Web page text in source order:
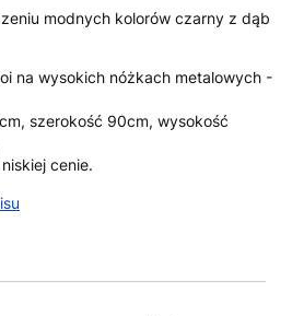
modnych kolorów czarny z dąb
na wysokich nóżkach metalowych -
szerokość 90cm, wysokość
cenie.